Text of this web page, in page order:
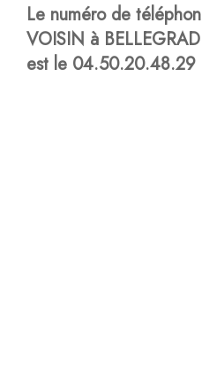
Le numéro de
VOISIN à
est le 04.50.20.48.29